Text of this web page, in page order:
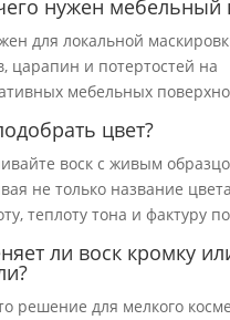
нужен мебельный
для локальной
царапин и потертостей на
мебельных
цвет?
воск с живым
не только название
теплоту тона и фактуру
ли воск кромку
решение для мелкого